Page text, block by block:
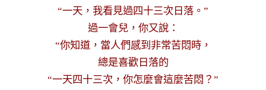
“一天，我看見過四十三次日落。”
過一會兒，你又說：
“你知道，當人們感到非常苦悶時，
總是喜歡日落的
“一天四十三次，你怎麼會這麼苦悶？”